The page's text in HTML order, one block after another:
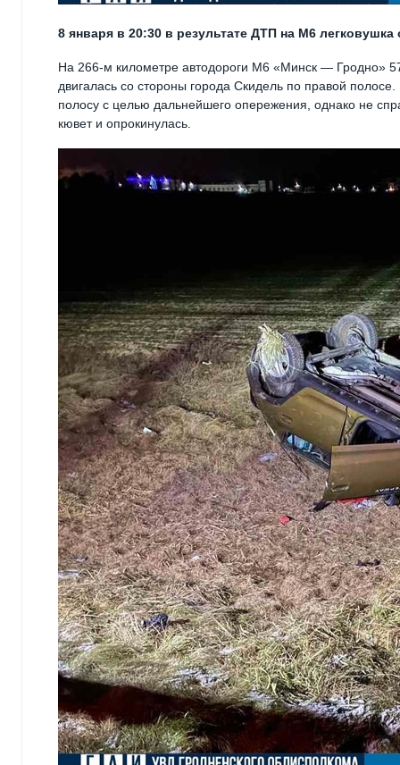
8 января в 20:30 в результате ДТП на М6
На 266-м километре автодороги М6 «Минск — Гродно»
двигалась со стороны города Скидель по правой
полосу с целью дальнейшего опережения, однако не
кювет и опрокинулась.